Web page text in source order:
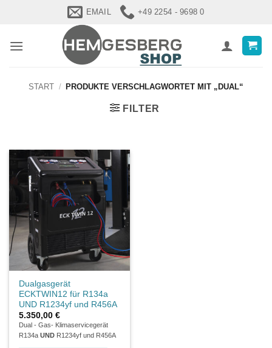
EMAIL +49 2254 - 9698 0
START / PRODUKTE VERSCHLAGWORTET MIT „DUAL“
FILTER
Dualgasgerät
ECKTWIN12 für R134a
UND R1234yf und R456A
5.350,00€
Dual - Gas- Klimaservicegerät
R134aUND R1234yf und R456A